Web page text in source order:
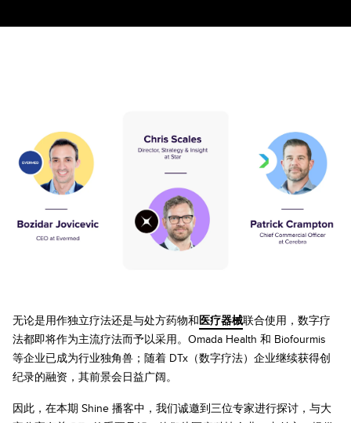
无论是用作独立疗法还是与处方药物和医疗器械联合使用，数字疗
法都即将作为主流疗法而予以采用。Omada Health 和 Biofourmis
等企业已成为行业独角兽；随着 DTx（数字疗法）企业继续获得创
纪录的融资，其前景会日益广阔。
因此，在本期 Shine 播客中，我们诚邀到三位专家进行探讨，与大